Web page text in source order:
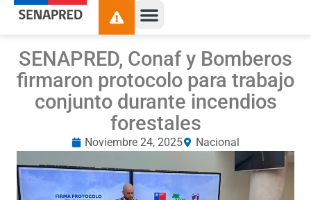
SENAPRED, Conaf y Bomberos
firmaron protocolo para trabajo
conjunto durante incendios
forestales
Noviembre 24, 2025 Nacional